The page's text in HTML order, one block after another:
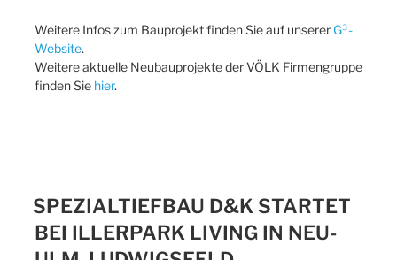
Weitere Infos zum Bauprojekt finden Sie auf unserer G³-
Website.
Weitere aktuelle Neubauprojekte der VÖLK Firmengruppe
finden Sie hier.
SPEZIALTIEFBAU D&K STARTET
BEI ILLERPARK LIVING IN NEU-